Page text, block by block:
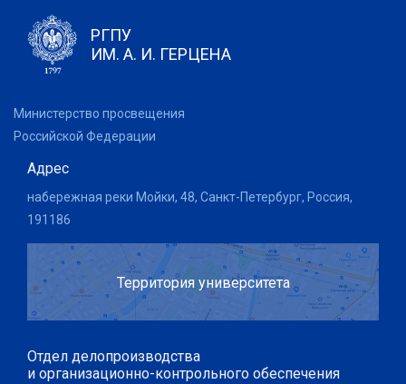
РГПУ
ИМ. А. И. ГЕРЦЕНА
Министерство просвещения
Российской Федерации
Адрес
набережная реки Мойки, 48, Санкт-Петербург, Россия,
191186
Территория университета
Отдел делопроизводства
и организационно-контрольного обеспечения